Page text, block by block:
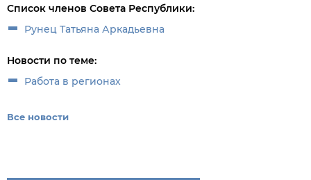
Список членов Совета Республики:
Рунец Татьяна Аркадьевна
Новости по теме:
Работа в регионах
Все новости